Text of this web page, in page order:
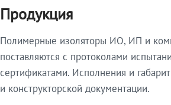
Продукция
Полимерные изоляторы ИО, ИП и
поставляются с протоколами
сертификатами. Исполнения и
и конструкторской документации.